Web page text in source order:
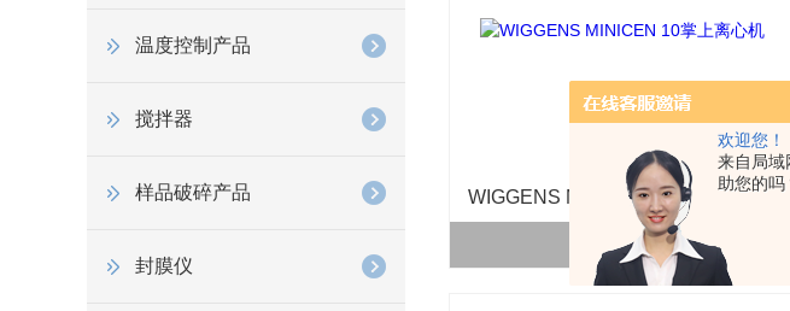
欢迎您！
来自局域
助您的吗
温度控制产品
搅拌器
样品破碎产品
封膜仪
WIGGENS MINICEN 10掌上离心机
查看详情 >>